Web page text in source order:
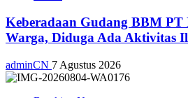
Keberadaan Gudang BBM
Warga, Diduga Ada Aktivitas
adminCN 7 Agustus 2026